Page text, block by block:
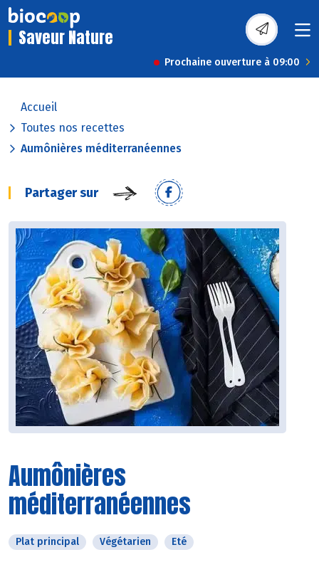
Saveur Nature
Prochaine ouverture à 09:00
Accueil
Toutes nos recettes
Aumônières méditerranéennes
Partager sur
Aumônières
méditerranéennes
Plat principal Végétarien Eté